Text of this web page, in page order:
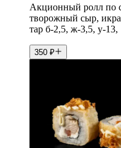
Акционный ролл по
творожный сыр, икра
тар б-2,5, ж-3,5, у-13,
350 ₽